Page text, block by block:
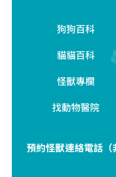
狗狗百科
貓貓百科
怪獸專欄
找動物醫院
預約怪獸連絡電話（